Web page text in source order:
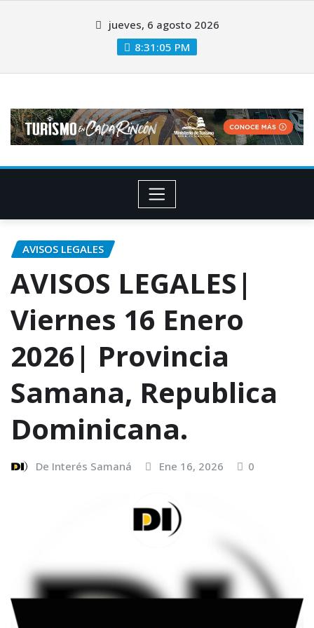
jueves, 6 agosto 2026
8:31:06 PM
AVISOS LEGALES
AVISOS LEGALES|
Viernes 16 Enero
2026| Provincia
Samana, Republica
Dominicana.
De Interés Samaná Ene 16, 2026 0